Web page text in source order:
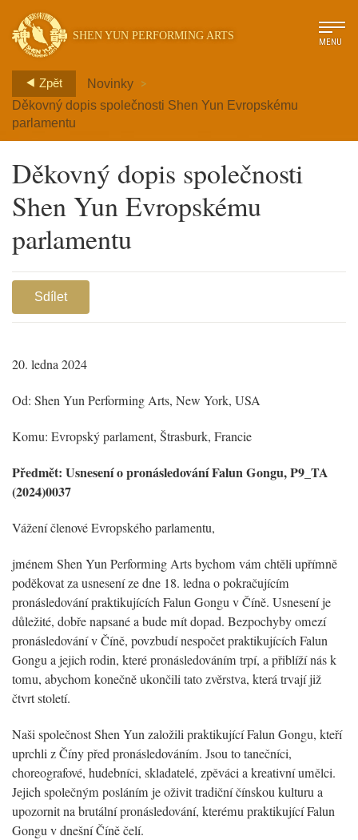
SHEN YUN PERFORMING ARTS
MENU
Zpět Novinky >
Děkovný dopis společnosti Shen Yun Evropskému
parlamentu
Děkovný dopis společnosti
Shen Yun Evropskému
parlamentu
Sdílet
20. ledna 2024
Od: Shen Yun Performing Arts, New York, USA
Komu: Evropský parlament, Štrasburk, Francie
Předmět: Usnesení o pronásledování Falun Gongu, P9_TA
(2024)0037
Vážení členové Evropského parlamentu,
jménem Shen Yun Performing Arts bychom vám chtěli upřímně
poděkovat za usnesení ze dne 18. ledna o pokračujícím
pronásledování praktikujících Falun Gongu v Číně. Usnesení je
důležité, dobře napsané a bude mít dopad. Bezpochyby omezí
pronásledování v Číně, povzbudí nespočet praktikujících Falun
Gongu a jejich rodin, které pronásledováním trpí, a přiblíží nás k
tomu, abychom konečně ukončili tato zvěrstva, která trvají již
čtvrt století.
Naši společnost Shen Yun založili praktikující Falun Gongu, kteří
uprchli z Číny před pronásledováním. Jsou to tanečníci,
choreografové, hudebníci, skladatelé, zpěváci a kreativní umělci.
Jejich společným posláním je oživit tradiční čínskou kulturu a
upozornit na brutální pronásledování, kterému praktikující Falun
Gongu v dnešní Číně čelí.